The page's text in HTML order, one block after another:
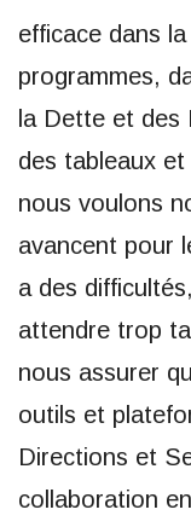
efficace dans
programmes,
la Dette et des
des tableaux
nous voulons
avancent pour
a des
attendre trop
nous assurer
outils et
Directions et
collaboration